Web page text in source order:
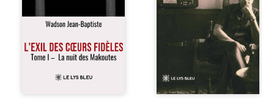
peur s’étend
jusque dans les
villages les plus
reculés. À Bainet,
Jean-Joël Joli
mène une
avec sa famille.
médium, a pu
communiquer
avec son père,
disparu depuis
plus de vingt ans
et qu’il n’a jamais
connu. De ce
dialogue par-delà
la mort naissent